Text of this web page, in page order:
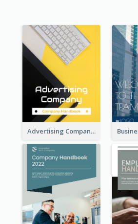
Advertising Company Employee Handbook